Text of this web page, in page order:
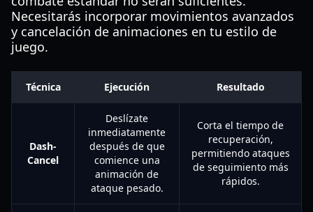
Necesitarás incorporar movimientos avanzados
y cancelación de animaciones en tu estilo de
juego.
Técnica Ejecución Resultado
Dash-
Cancel
Deslízate
inmediatamente
después de que
comience una
animación de
ataque pesado.
Corta el tiempo de
recuperación,
permitiendo ataques
de seguimiento más
rápidos.